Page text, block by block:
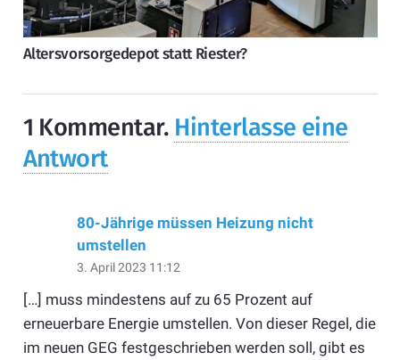
Altersvorsorgedepot statt Riester?
1 Kommentar. Hinterlasse eine
Antwort
80-Jährige müssen Heizung nicht
umstellen
3. April 2023 11:12
[…] muss mindestens auf zu 65 Prozent auf
erneuerbare Energie umstellen. Von dieser Regel, die
im neuen GEG festgeschrieben werden soll, gibt es